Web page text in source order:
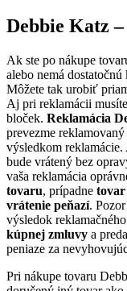
Debbie Katz
Ak ste po nákupe
alebo nemá
Môžete tak urobiť
Aj pri reklamácii
bloček. Reklamácia
prevezme
výsledkom reklamácie.
bude vrátený bez
vaša reklamácia
tovaru, prípadne tovar
vrátenie peňazí.
výsledok
kúpnej zmluvy a
peniaze za
Pri nákupe tovaru